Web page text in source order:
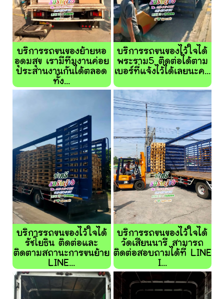
บริการรถขนของย้ายหอ
อุดมสุข เรามีทีมงานค่อย
ประสานงานกันได้ตลอด
ทั้ง...
บริการรถขนของไว้ใจได้
พระราม5 ติดต่อได้ตาม
เบอร์ที่แจ้งไว้ได้เลยนะค...
บริการรถขนของไว้ใจได้
รัชโยธิน ติดต่อและ
ติดตามสถานะการขนย้าย
LINE...
บริการรถขนของไว้ใจได้
วัดเสียนนารี สามารถ
ติดต่อสอบถามได้ที่ LINE
I...